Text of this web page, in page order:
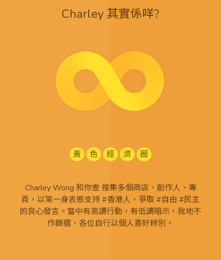
Charley 其實係咩?
黃 色 經 濟 圈
Charley Wong 和你查 搜集多個商店、創作人、專
頁，以第一身表態支持 #香港人，爭取 #自由 #民主
的良心發言。當中有高調行動，有低調暗示，我地不
作篩選，各位自行以個人喜好辨別。